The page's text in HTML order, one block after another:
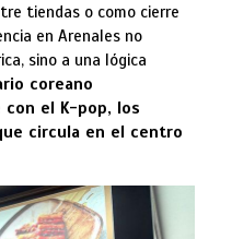
tiendas o como cierre
en Arenales no
sino a una lógica
coreano
con el K-pop, los
circula en el centro